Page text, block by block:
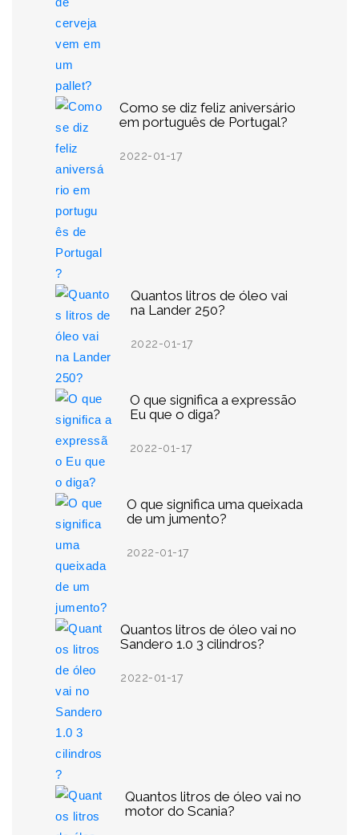
Como se diz feliz aniversário
em português de Portugal?
2022-01-17
Quantos litros de óleo vai
na Lander 250?
2022-01-17
O que significa a expressão
Eu que o diga?
2022-01-17
O que significa uma queixada
de um jumento?
2022-01-17
Quantos litros de óleo vai no
Sandero 1.0 3 cilindros?
2022-01-17
Quantos litros de óleo vai no
motor do Scania?